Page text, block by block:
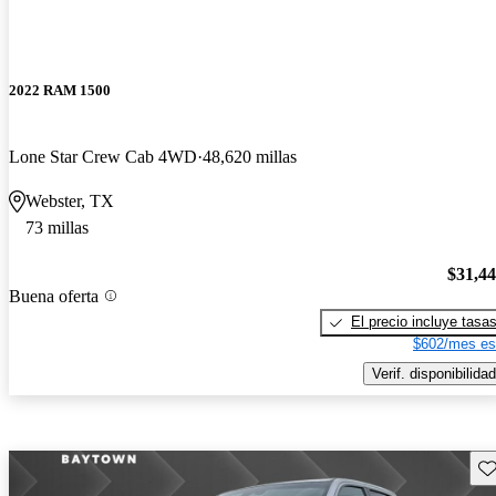
2022 RAM 1500
Lone Star Crew Cab 4WD 48,620 millas
Webster, TX
73 millas
Buena oferta
El precio incluye tasas
$602/mes
Verif. disponibilidad